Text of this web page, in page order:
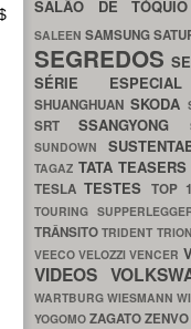
SALÃO DE TÓQUIO
SALEENSAMSUNG
SEGREDOS
SÉRIE
SHUANGHUAN SKODA
SRTSSANGYONG
SUNDOWN
TAGAZ TATA TEASERS
TESLATESTES TOP
TOURING
TRÂNSITOTRIDENT
VEECOVELOZZIVENCER
VIDEOS
WARTBURG WIESMANN
YOGOMO ZAGATOZENVO